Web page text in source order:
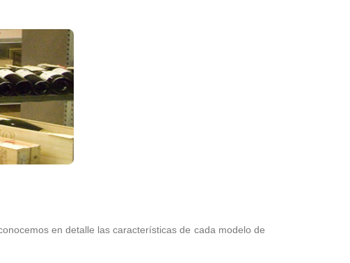
en detalle las características de cada modelo de